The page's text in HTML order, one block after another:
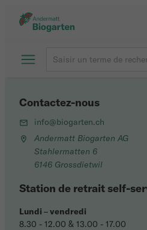
Contactez-nous
info@biogarten.ch
Andermatt Biogarten AG
Stahlermatten 6
6146 Grossdietwil
Station de retrait self-
Lundi –vendredi
8.30 - 12.00 & 13.00 - 17.00